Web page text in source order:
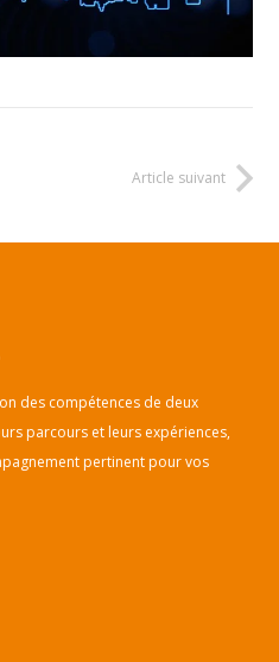
Article suivant
des compétences de deux
parcours et leurs expériences,
pertinent pour vos